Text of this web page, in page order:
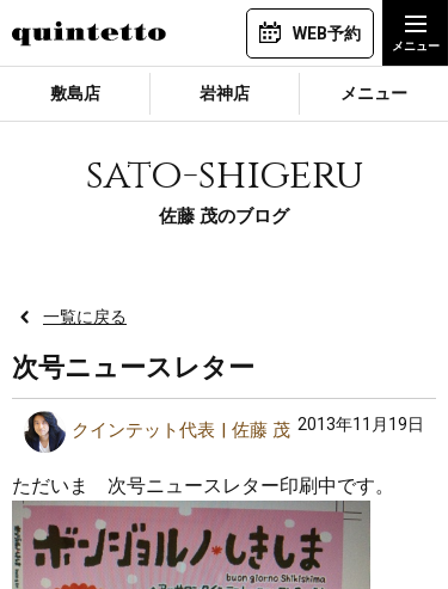
WEB予約
敷島店 岩神店 メニュー
sato-shigeru
佐藤 茂のブログ
一覧に戻る
次号ニュースレター
クインテット代表 佐藤 茂 2013年11月19日
ただいま 次号ニュースレター印刷中です。